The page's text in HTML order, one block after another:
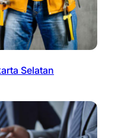
Selatan